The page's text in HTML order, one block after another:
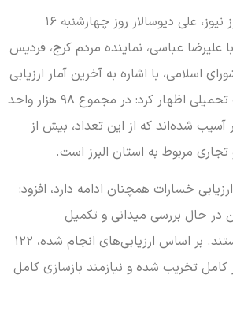
به گزارش خبرگزاری البرز نیوز، علی دیوسالار روز چهارشنبه ۱۶
عباسی، نماینده مردم کرج، فردیس
اسلامی، با اشاره به آخرین آمار ارزیابی
خسارات ناشی از جنگ تحمیلی اظهار کرد: در مجموع ۹۸ هزار واحد
شده‌اند که از این تعداد، بیش از
خسارات همچنان ادامه دارد، افزود:
در حال بررسی میدانی و تکمیل
پرونده‌های خسارت هستند. بر اساس ارزیابی‌های انجام شده، ۱۲۲
تخریب شده و نیازمند بازسازی کامل